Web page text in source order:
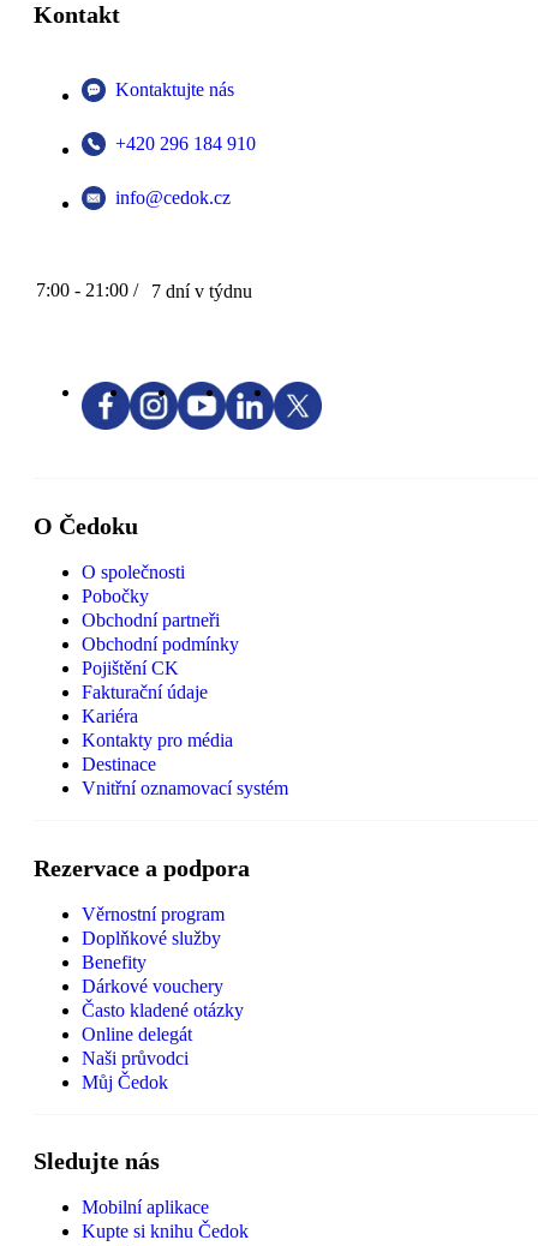
Kontakt
Kontaktujte nás
+420 296 184 910
info@cedok.cz
7:00 - 21:00 / 7 dní v týdnu
O Čedoku
O společnosti
Pobočky
Obchodní partneři
Obchodní podmínky
Pojištění CK
Fakturační údaje
Kariéra
Kontakty pro média
Destinace
Vnitřní oznamovací systém
Rezervace a podpora
Věrnostní program
Doplňkové služby
Benefity
Dárkové vouchery
Často kladené otázky
Online delegát
Naši průvodci
Můj Čedok
Sledujte nás
Mobilní aplikace
Kupte si knihu Čedok